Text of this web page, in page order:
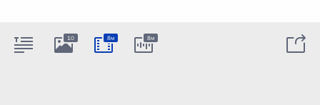
10 8м 8м